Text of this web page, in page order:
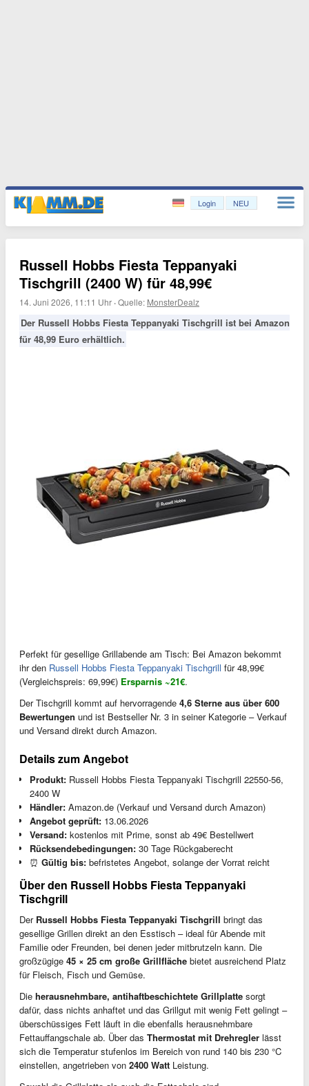
Login NEU
Russell Hobbs Fiesta Teppanyaki
Tischgrill (2400 W) für 48,99€
14. Juni 2026, 11:11 Uhr ·Quelle: MonsterDealz
Der Russell Hobbs Fiesta Teppanyaki Tischgrill ist bei Amazon
für 48,99 Euro erhältlich.
Perfekt für gesellige Grillabende am Tisch: Bei Amazon bekommt
ihr den Russell Hobbs Fiesta Teppanyaki Tischgrill für 48,99€
(Vergleichspreis: 69,99€) Ersparnis ~21€.
Der Tischgrill kommt auf hervorragende 4,6 Sterne aus über 600
Bewertungen und ist Bestseller Nr. 3 in seiner Kategorie – Verkauf
und Versand direkt durch Amazon.
Details zum Angebot
Produkt: Russell Hobbs Fiesta Teppanyaki Tischgrill 22550-56,
2400 W
Händler: Amazon.de (Verkauf und Versand durch Amazon)
Angebot geprüft: 13.06.2026
Versand: kostenlos mit Prime, sonst ab 49€ Bestellwert
Rücksendebedingungen: 30 Tage Rückgaberecht
⏰ Gültig bis: befristetes Angebot, solange der Vorrat reicht
Über den Russell Hobbs Fiesta Teppanyaki
Tischgrill
Der Russell Hobbs Fiesta Teppanyaki Tischgrill bringt das
gesellige Grillen direkt an den Esstisch – ideal für Abende mit
Familie oder Freunden, bei denen jeder mitbrutzeln kann. Die
großzügige 45 × 25 cm große Grillfläche bietet ausreichend Platz
für Fleisch, Fisch und Gemüse.
Die herausnehmbare, antihaftbeschichtete Grillplatte sorgt
dafür, dass nichts anhaftet und das Grillgut mit wenig Fett gelingt –
überschüssiges Fett läuft in die ebenfalls herausnehmbare
Fettauffangschale ab. Über das Thermostat mit Drehregler lässt
sich die Temperatur stufenlos im Bereich von rund 140 bis 230 °C
einstellen, angetrieben von 2400 Watt Leistung.